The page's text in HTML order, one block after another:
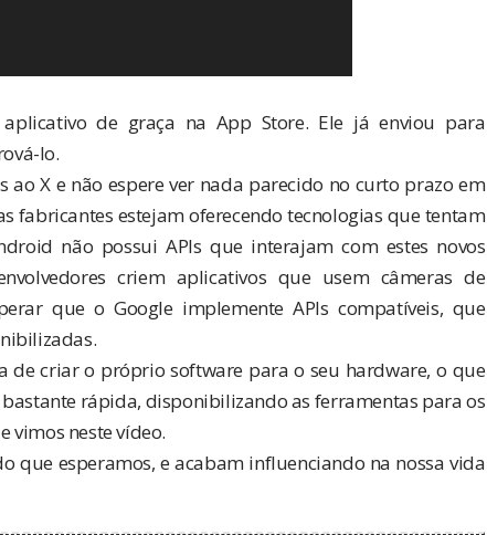
de graça na App Store. Ele já enviou para
lo.
X e não espere ver nada parecido no curto prazo em
fabricantes estejam oferecendo tecnologias que tentam
não possui APIs que interajam com estes novos
criem aplicativos que usem câmeras de
que o Google implemente APIs compatíveis, que
de criar o próprio software para o seu hardware, o que
rápida, disponibilizando as ferramentas para os
vimos neste vídeo.
que esperamos, e acabam influenciando na nossa vida